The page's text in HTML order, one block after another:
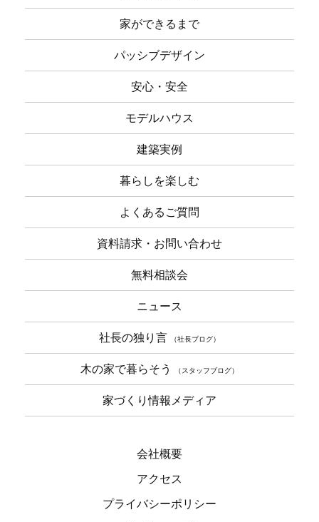
家ができるまで
パッシブデザイン
安心・安全
モデルハウス
建築実例
暮らしを楽しむ
よくあるご質問
資料請求・お問い合わせ
無料相談会
ニュース
社長の独り言 （社長ブログ）
木の家で暮らそう （スタッフブログ）
家づくり情報メディア
会社概要
アクセス
プライバシーポリシー